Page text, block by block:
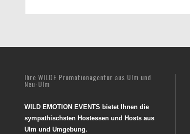
Ihre WILDE Promotionagentur aus Ulm und
Neu-Ulm
WILD EMOTION EVENTS bietet Ihnen die
sympathischsten Hostessen und Hosts aus
Ulm und Umgebung.